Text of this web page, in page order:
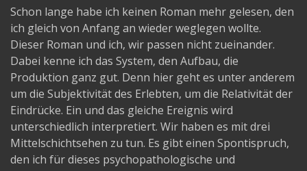
Schon lange habe ich keinen Roman mehr gelesen, den
ich gleich von Anfang an wieder weglegen wollte.
Dieser Roman und ich, wir passen nicht zueinander.
Dabei kenne ich das System, den Aufbau, die
Produktion ganz gut. Denn hier geht es unter anderem
um die Subjektivität des Erlebten, um die Relativität der
Eindrücke. Ein und das gleiche Ereignis wird
unterschiedlich interpretiert. Wir haben es mit drei
Mittelschichtsehen zu tun. Es gibt einen Spontispruch,
den ich für dieses psychopathologische und